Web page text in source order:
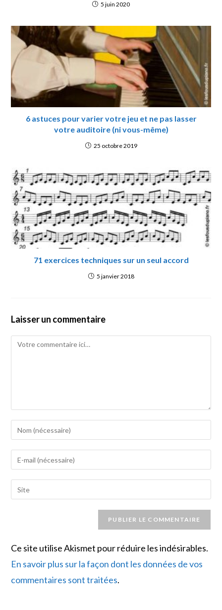
5 juin 2020
6 astuces pour varier votre jeu et ne pas lasser
votre auditoire (ni vous-même)
25 octobre 2019
71 exercices techniques sur un seul accord
5 janvier 2018
Laisser un commentaire
Comment
your
name
to
comment
your
email
address
l’URL
(facultatif)
Ce site utilise Akismet pour réduire les indésirables.
En savoir plus sur la façon dont les données de vos
commentaires sont traitées.